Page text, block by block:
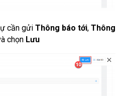
cần gửi Thông báo tới, Thông
chọn Lưu